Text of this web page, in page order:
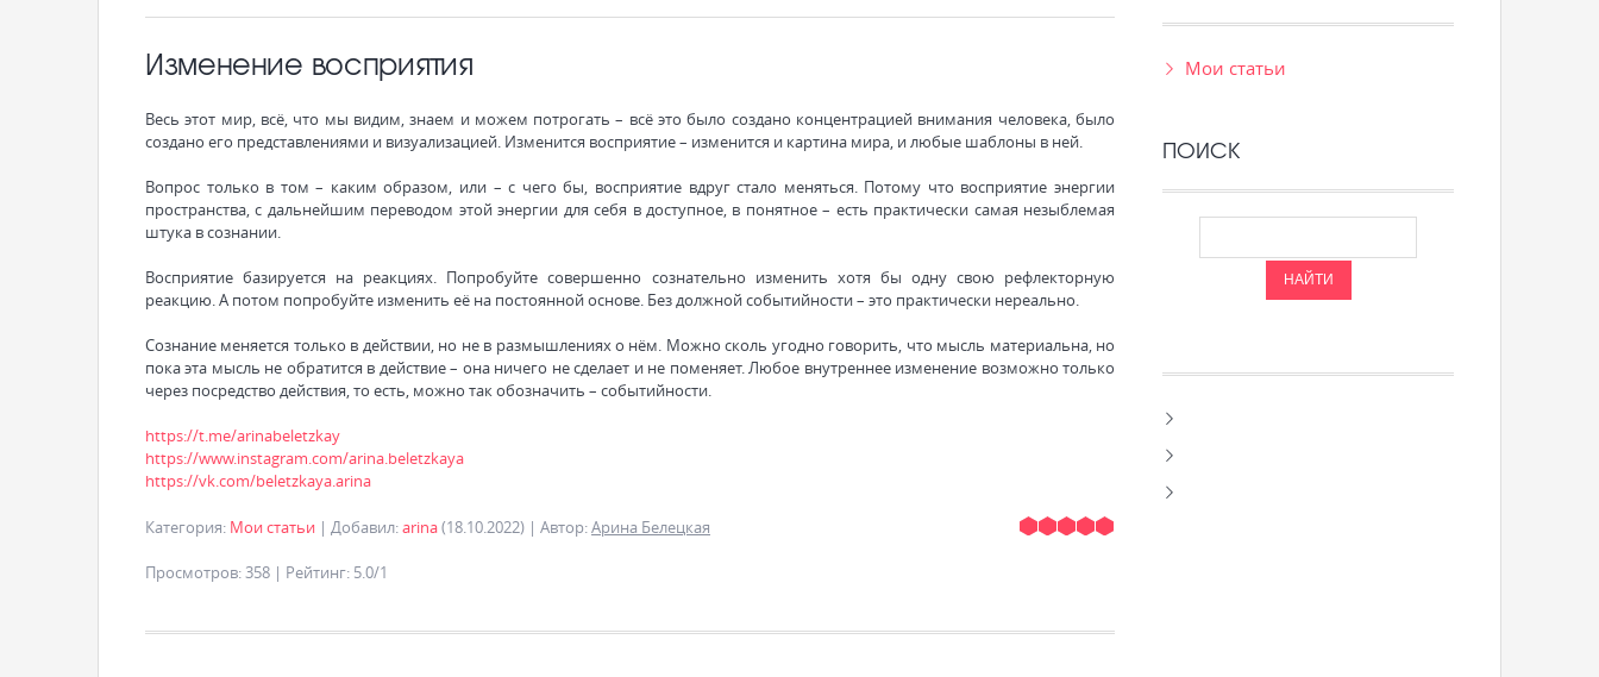
Изменение восприятия
Весь этот мир, всё, что мы видим, знаем и можем потрогать – всё это было создано концентрацией внимания человека, было
создано его представлениями и визуализацией. Изменится восприятие – изменится и картина мира, и любые шаблоны в ней.
Вопрос только в том – каким образом, или – с чего бы, восприятие вдруг стало меняться. Потому что восприятие энергии
пространства, с дальнейшим переводом этой энергии для себя в доступное, в понятное – есть практически самая незыблемая
штука в сознании.
Восприятие базируется на реакциях. Попробуйте совершенно сознательно изменить хотя бы одну свою рефлекторную
реакцию. А потом попробуйте изменить её на постоянной основе. Без должной событийности – это практически нереально.
Сознание меняется только в действии, но не в размышлениях о нём. Можно сколь угодно говорить, что мысль материальна, но
пока эта мысль не обратится в действие – она ничего не сделает и не поменяет. Любое внутреннее изменение возможно только
через посредство действия, то есть, можно так обозначить – событийности.
https://t.me/arinabeletzkay
https://www.instagram.com/arina.beletzkaya
https://vk.com/beletzkaya.arina
Категория: Мои статьи | Добавил:arina(18.10.2022) | Автор:Арина Белецкая
Просмотров:358 | Рейтинг: 5.0/1
Мои статьи
ПОИСК